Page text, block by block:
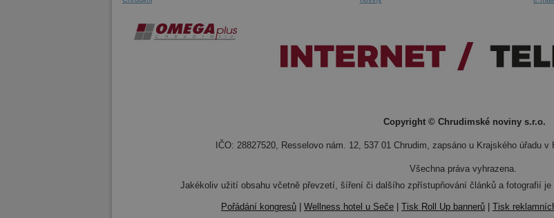
Copyright © Chrudimské noviny s.r.o.
IČO: 28827520, Resselovo nám. 12, 537 01 Chrudim, zapsáno u Krajského úřadu
Všechna práva vyhrazena.
Jakékoliv užití obsahu včetně převzetí, šíření či dalšího zpřístupňování článků a fotografií
Pořádání kongresů Wellness hotel u Seče Tisk Roll Up bannerů Tisk